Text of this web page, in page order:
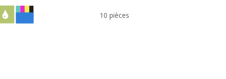
10 pièces